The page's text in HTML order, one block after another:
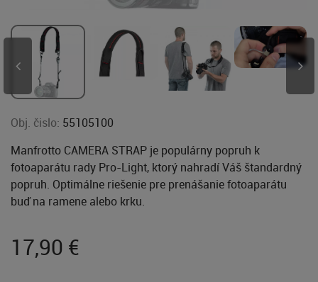
Obj. čislo: 55105100
Manfrotto CAMERA STRAP je populárny popruh k
fotoaparátu rady Pro-Light, ktorý nahradí Váš štandardný
popruh. Optimálne riešenie pre prenášanie fotoaparátu
buď na ramene alebo krku.
17,90 €